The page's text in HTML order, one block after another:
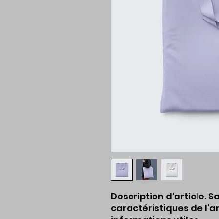
Description d'article.
caractéristiques de